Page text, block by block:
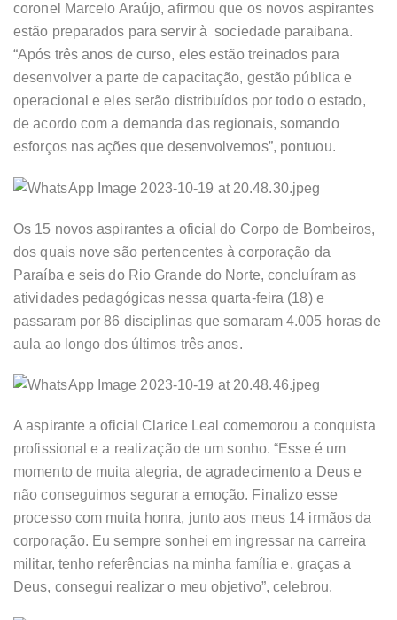
coronel Marcelo Araújo, afirmou que os novos aspirantes
estão preparados para servir à sociedade paraibana.
“Após três anos de curso, eles estão treinados para
desenvolver a parte de capacitação, gestão pública e
operacional e eles serão distribuídos por todo o estado,
de acordo com a demanda das regionais, somando
esforços nas ações que desenvolvemos”, pontuou.
Os 15 novos aspirantes a oficial do Corpo de Bombeiros,
dos quais nove são pertencentes à corporação da
Paraíba e seis do Rio Grande do Norte, concluíram as
atividades pedagógicas nessa quarta-feira (18) e
passaram por 86 disciplinas que somaram 4.005 horas de
aula ao longo dos últimos três anos.
A aspirante a oficial Clarice Leal comemorou a conquista
profissional e a realização de um sonho. “Esse é um
momento de muita alegria, de agradecimento a Deus e
não conseguimos segurar a emoção. Finalizo esse
processo com muita honra, junto aos meus 14 irmãos da
corporação. Eu sempre sonhei em ingressar na carreira
militar, tenho referências na minha família e, graças a
Deus, consegui realizar o meu objetivo”, celebrou.